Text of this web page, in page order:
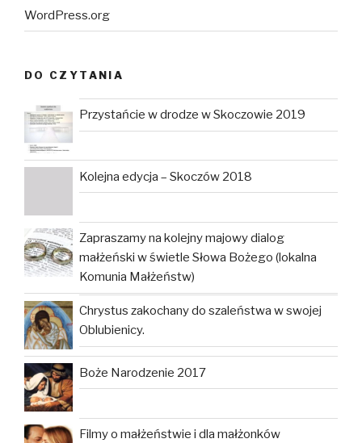
WordPress.org
DO CZYTANIA
Przystańcie w drodze w Skoczowie 2019
Kolejna edycja – Skoczów 2018
Zapraszamy na kolejny majowy dialog
małżeński w świetle Słowa Bożego (lokalna
Komunia Małżeństw)
Chrystus zakochany do szaleństwa w swojej
Oblubienicy.
Boże Narodzenie 2017
Filmy o małżeństwie i dla małżonków